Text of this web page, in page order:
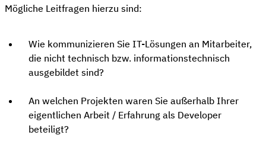
Mögliche Leitfragen hierzu sind:
Wie kommunizieren Sie IT-Lösungen an Mitarbeiter,
die nicht technisch bzw. informationstechnisch
ausgebildet sind?
An welchen Projekten waren Sie außerhalb Ihrer
eigentlichen Arbeit / Erfahrung als Developer
beteiligt?